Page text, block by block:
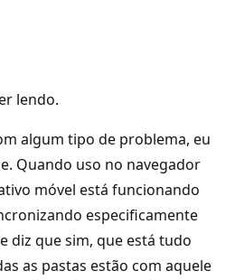
lendo.
algum tipo de problema, eu
Quando uso no navegador
móvel está funcionando
especificamente
diz que sim, que está tudo
as pastas estão com aquele